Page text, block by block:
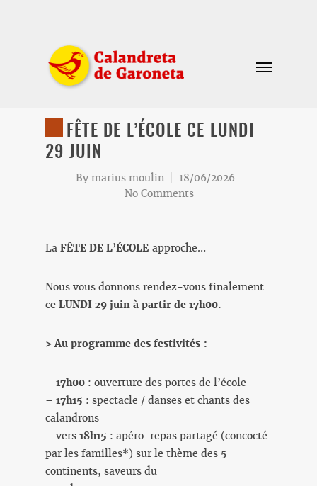
FÊTE DE L’ÉCOLE CE LUNDI
29 JUIN
By marius moulin
18/06/2026
No Comments
La FÊTE DE L’ÉCOLE approche…
Nous vous donnons rendez-vous finalement
ce LUNDI 29 juin à partir de 17h00.
> Au programme des festivités :
– 17h00 : ouverture des portes de l’école
– 17h15 : spectacle / danses et chants des
calandrons
– vers 18h15 : apéro-repas partagé (concocté
par les familles*) sur le thème des 5
continents, saveurs du